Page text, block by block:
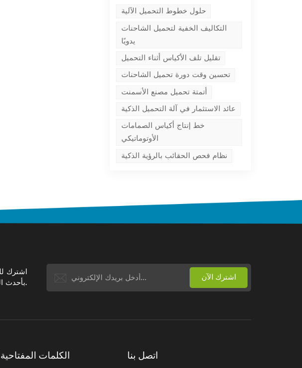
حلول خطوط التحميل الآلية
التكاليف الخفية لتحميل الشاحنات
يدويًا
تقليل تلف الأكياس أثناء التحميل
تحسين وقت دورة تحميل الشاحنات
أتمتة تحميل مصنع الأسمنت
عائد الاستثمار في آلة التحميل الذكية
خط إنتاج أكياس الصمامات
الأوتوماتيكي
نظام فحص الحقائب بالرؤية الذكية
اشترك
بأحدث التوجهات.
الكلمات اتصل بنا